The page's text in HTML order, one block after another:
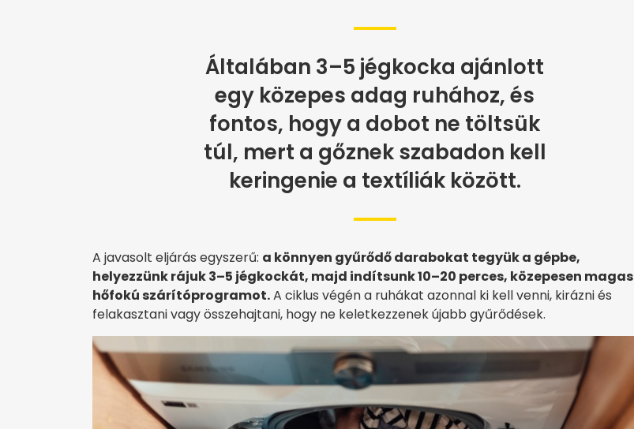
Általában 3–5 jégkocka ajánlott
egy közepes adag ruhához, és
fontos, hogy a dobot ne töltsük
túl, mert a gőznek szabadon kell
keringenie a textíliák között.
A javasolt eljárás egyszerű: a könnyen gyűrődő darabokat tegyük a gépbe,
helyezzünk rájuk 3–5 jégkockát, majd indítsunk 10–20 perces, közepesen magas
hőfokú szárítóprogramot.A ciklus végén a ruhákat azonnal ki kell venni, kirázni és
felakasztani vagy összehajtani, hogy ne keletkezzenek újabb gyűrődések.